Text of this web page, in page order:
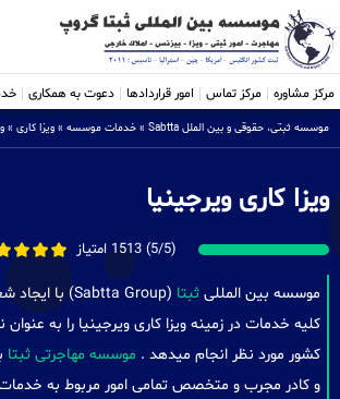
مرکز مشاوره مرکز تماس امور قراردادها دعوت به همکاری
موسسه ثبتی، حقوقی و بین الملل Sabtta » خدمات موسسه » ویزا کاری »
ویزا کاری ویرجینیا
(5/5) 1513 امتیاز
موسسه بین المللی ثبتا
کلیه خدمات در زمینه ویزا کاری ویرجینیا را به عنوان
کشور مورد نظر انجام میدهد . موسسه مهاجرتی ثبتا
و کادر مجرب و متخصص تمامی امور مربوط به خدمات